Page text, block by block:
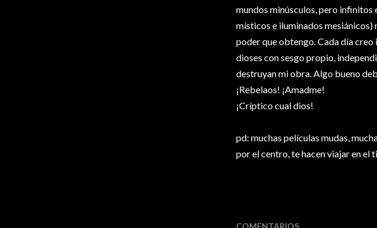
mundos minúsculos, pero infinitos
místicos e iluminados mesiánicos)
poder que obtengo. Cada día creo
dioses con sesgo propio,
destruyan mi obra. Algo bueno
¡Rebelaos! ¡Amadme!
¡Críptico cual dios!
pd: muchas películas mudas,
por el centro, te hacen viajar en el